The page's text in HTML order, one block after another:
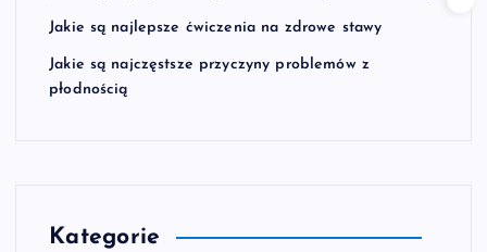
Jakie są najlepsze ćwiczenia na zdrowe stawy
Jakie są najczęstsze przyczyny problemów z
płodnością
Kategorie